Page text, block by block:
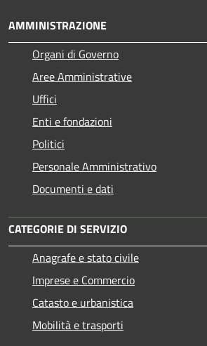
AMMINISTRAZIONE
Organi di Governo
Aree Amministrative
Uffici
Enti e fondazioni
Politici
Personale Amministrativo
Documenti e dati
CATEGORIE DI SERVIZIO
Anagrafe e stato civile
Imprese e Commercio
Catasto e urbanistica
Mobilità e trasporti